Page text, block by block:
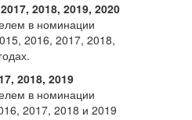
2018, 2019, 2020
в номинации
2016, 2017, 2018,
2018, 2019
в номинации
2017, 2018 и 2019